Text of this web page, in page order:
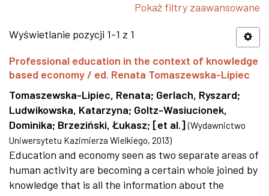
Pokaż filtry zaawansowane
Wyświetlanie pozycji 1-1 z 1
Professional education in the context of knowledge
based economy / ed. Renata Tomaszewska-Lipiec
Tomaszewska-Lipiec, Renata; Gerlach, Ryszard;
Ludwikowska, Katarzyna; Goltz-Wasiucionek,
Dominika; Brzeziński, Łukasz; [et al.] (Wydawnictwo
Uniwersytetu Kazimierza Wielkiego, 2013)
Education and economy seen as two separate areas of
human activity are becoming a certain whole joined by
knowledge that is all the information about the